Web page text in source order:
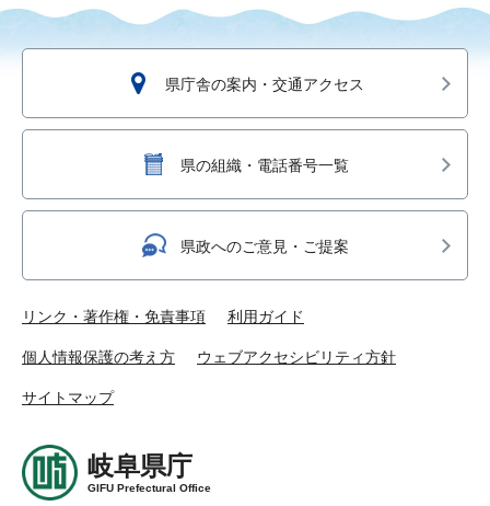
県庁舎の案内・交通アクセス
県の組織・電話番号一覧
県政へのご意見・ご提案
リンク・著作権・免責事項 利用ガイド
個人情報保護の考え方 ウェブアクセシビリティ方針
サイトマップ
岐阜県庁
GIFU Prefectural Office